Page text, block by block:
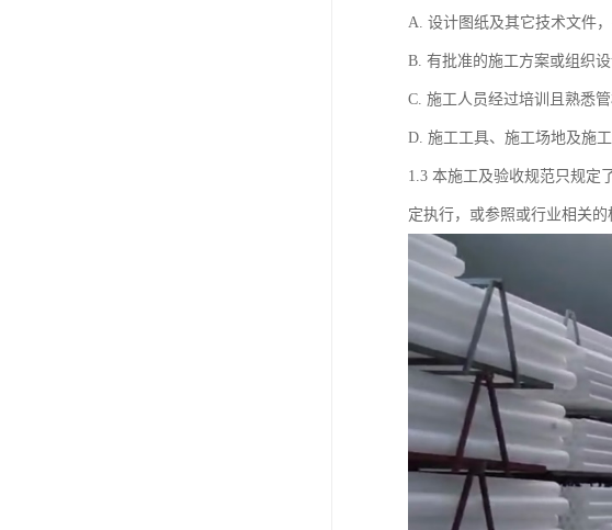
A. 设计图纸及其它技术文件，
B. 有批准的施工方案或组织
C. 施工人员经过培训且熟悉
D. 施工工具、施工场地及施
1.3 本施工及验收规范只规定
定执行，或参照或行业相关的